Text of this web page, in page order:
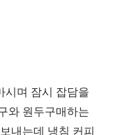
시며 잠시 잡담을
와 원두구매하는
내는데 냉침 커피